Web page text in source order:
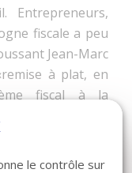
Entrepreneurs,
fiscale a peu
Jean-Marc
à plat, en
fiscal à la
le contrôle sur